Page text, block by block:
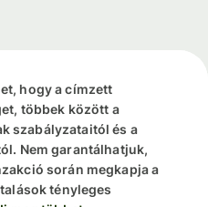
hogy a címzett
többek között a
szabályzataitól és a
Nem garantálhatjuk,
során megkapja a
tényleges